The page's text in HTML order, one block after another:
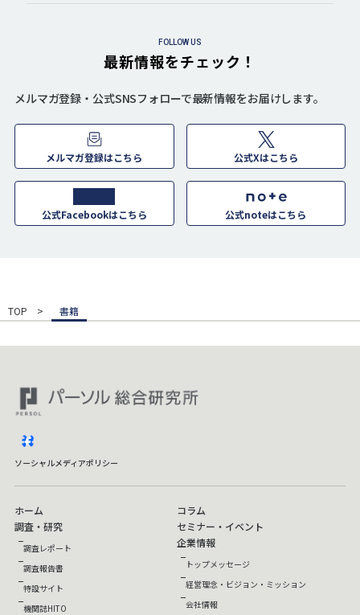
FOLLOW US
最新情報をチェック！
メルマガ登録・公式SNSフォローで最新情報をお届けします。
メルマガ登録はこちら 公式Xはこちら
公式Facebookはこちら 公式noteはこちら
TOP 書籍
ソーシャルメディアポリシー
ホーム
調査・研究
調査レポート
調査報告書
特設サイト
機関誌HITO
コラム
セミナー・イベント
企業情報
トップメッセージ
経営理念・ビジョン・ミッション
会社情報